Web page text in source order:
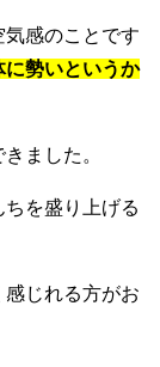
感のことです
勢いというか
きました。
を盛り上げる
じれる方がお